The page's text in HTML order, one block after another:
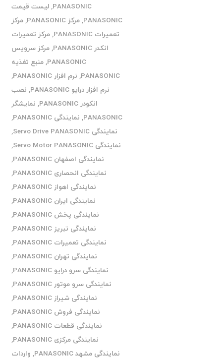
PANASONIC
,لیست قیمت
PANASONIC
,مرکز PANASONIC ,مرکز
تعمیرات PANASONIC
,مرکز تعمیرات
انکدر PANASONIC
,مرکز سرویس
PANASONIC
,منبع تغذیه
PANASONIC
, نرم افزار PANASONIC
,
نرم افزار درایو PANASONIC
, نصب
انکودر PANASONIC
, نمایشگر
PANASONIC
, نمایندگی PANASONIC
,
نمایندگی Servo Drive PANASONIC
,
نمایندگی Servo Motor PANASONIC
,
نمایندگی اصفهان PANASONIC
,
نمایندگی انحصاری PANASONIC
,
نمایندگی اهواز PANASONIC
,
نمایندگی ایران PANASONIC
,
نمایندگی پخش PANASONIC
,
نمایندگی تبریز PANASONIC
,
نمایندگی تعمیرات PANASONIC
,
نمایندگی تهران PANASONIC
,
نمایندگی سرو درایو PANASONIC
,
نمایندگی سرو موتور PANASONIC
,
نمایندگی شیراز PANASONIC
,
نمایندگی فروش PANASONIC
,
نمایندگی قطعات PANASONIC
,
نمایندگی مرکزی PANASONIC
,
نمایندگی مشهد PANASONIC
, واردات